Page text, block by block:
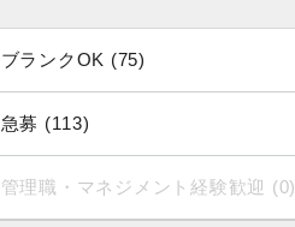
ブランクOK (75)
急募 (113)
管理職・マネジメント経験歓迎 (0)